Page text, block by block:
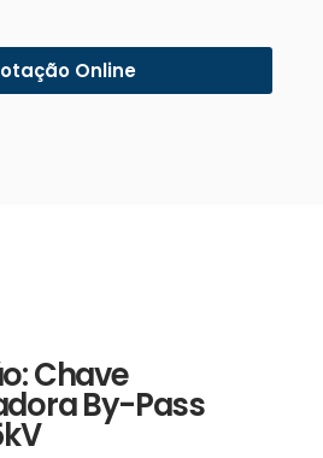
Online
Chave
By-Pass